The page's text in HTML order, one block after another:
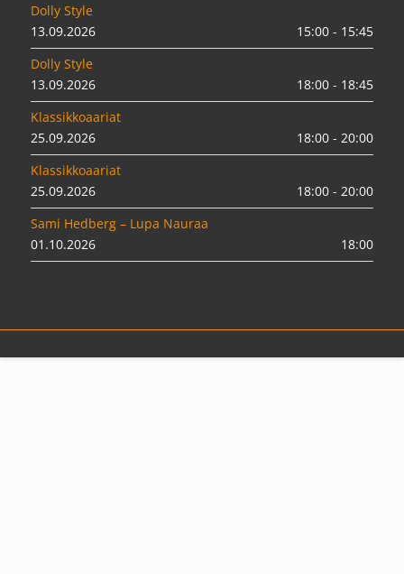
Dolly Style
13.09.2026
15:00 - 15:45
Dolly Style
13.09.2026
18:00 - 18:45
Klassikkoaariat
25.09.2026
18:00 - 20:00
Klassikkoaariat
25.09.2026
18:00 - 20:00
Sami Hedberg – Lupa Nauraa
01.10.2026
18:00